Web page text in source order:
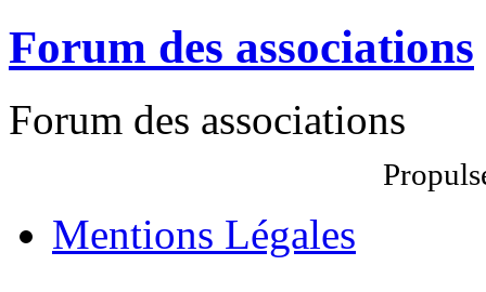
Forum des associations
Forum des associations
Mentions Légales